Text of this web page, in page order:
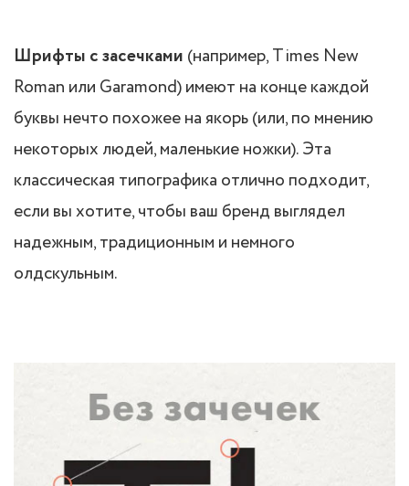
Шрифты с засечками (например, Times New
Roman или Garamond) имеют на конце каждой
буквы нечто похожее на якорь (или, по мнению
некоторых людей, маленькие ножки). Эта
классическая типографика отлично подходит,
если вы хотите, чтобы ваш бренд выглядел
надежным, традиционным и немного
олдскульным.